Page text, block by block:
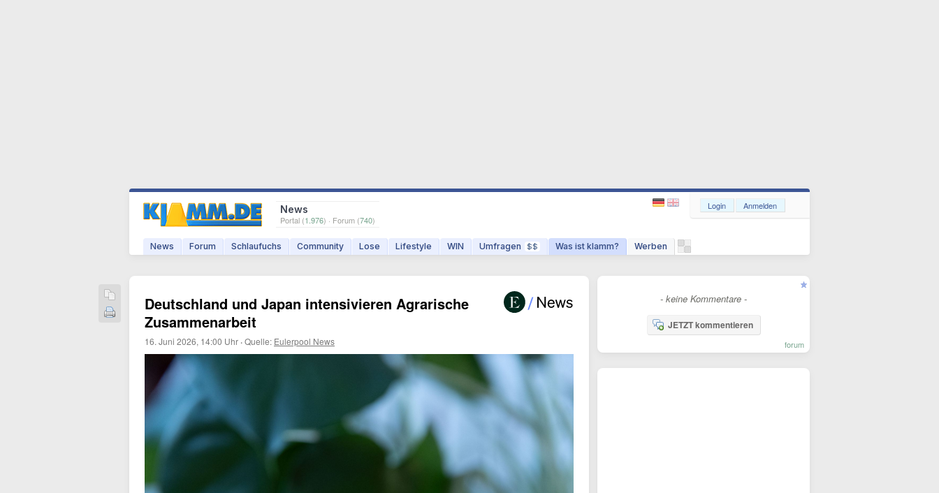
News
Portal (1.976) · Forum (740)
News Forum Schlaufuchs Community Lose Lifestyle WIN Umfragen $$ Was ist klamm? Werben
Login Anmelden
Deutschland und Japan intensivieren Agrarische
Zusammenarbeit
16. Juni 2026, 14:00 Uhr ·Quelle: Eulerpool News
- keine Kommentare -
JETZT kommentieren
forum